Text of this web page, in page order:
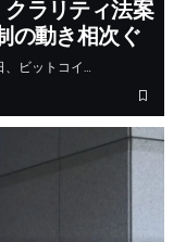
クラリティ法案
の動き相次ぐ
ビットコイ…